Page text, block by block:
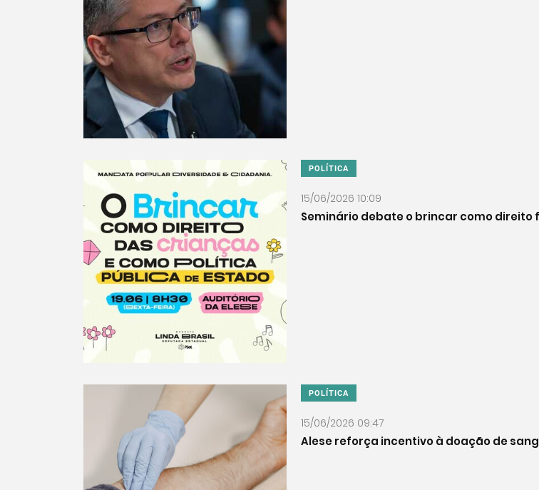
POLÍTICA
15/06/2026 10:09
Seminário debate o brincar como
POLÍTICA
15/06/2026 09:47
Alese reforça incentivo à doação de